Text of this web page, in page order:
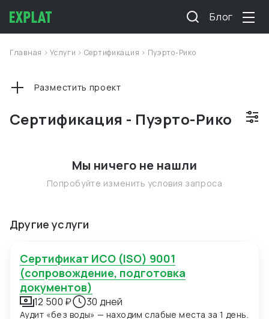
Блог
Главная >Услуги > Сертификация > Пуэрто-Рико
Сертификация - Пуэрто-Рико
Разместить проект
Мы ничего не нашли
Попробуйте изменить условия запроса
Другие услуги
Сертификат ИСО (ISO) 9001
(сопровождение, подготовка
документов)
12 500 ₽ 30 дней
Аудит «без воды» — находим слабые места за 1 день.